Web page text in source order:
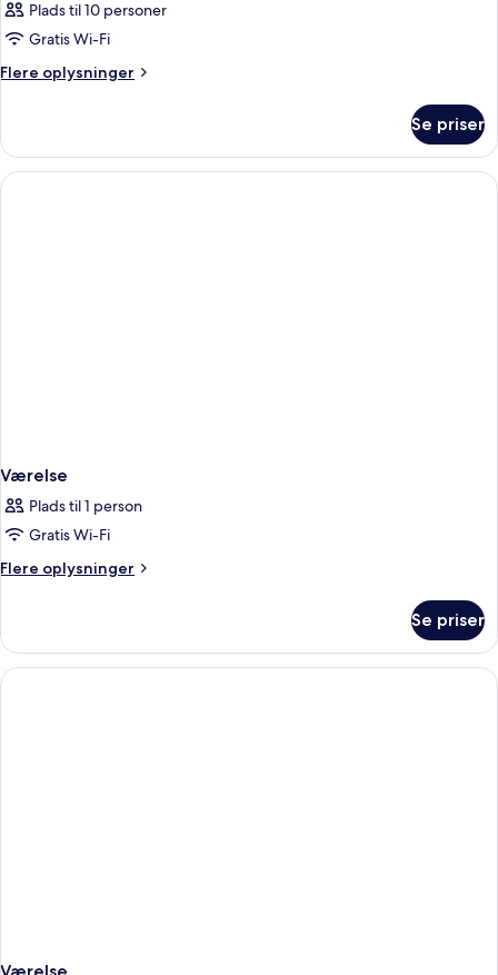
Plads til 10 personer
Gratis Wi-Fi
Flere oplysninger
Flere
Se priser
Værelse
Plads til 1 person
Gratis Wi-Fi
Flere oplysninger
Flere
Se priser
Værelse